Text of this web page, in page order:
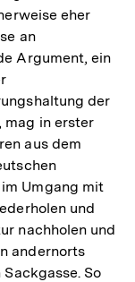
eher
an
Argument, ein
der
mag in erster
aus dem
Umgang mit
und
nachholen und
andernorts
So